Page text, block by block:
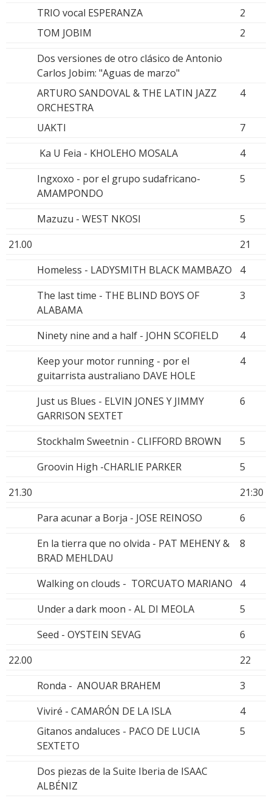
TRIO vocal ESPERANZA
2
TOM JOBIM
2
Dos versiones de otro clásico de Antonio
Carlos Jobim: "Aguas de marzo"
ARTURO SANDOVAL & THE LATIN JAZZ
ORCHESTRA
4
UAKTI
7
Ka U Feia - KHOLEHO MOSALA
4
Ingxoxo - por el grupo sudafricano-
AMAMPONDO
5
Mazuzu - WEST NKOSI
5
21.00
21
Homeless - LADYSMITH BLACK MAMBAZO
4
The last time - THE BLIND BOYS OF
ALABAMA
3
Ninety nine and a half - JOHN SCOFIELD
4
Keep your motor running - por el
guitarrista australiano DAVE HOLE
4
Just us Blues - ELVIN JONES Y JIMMY
GARRISON SEXTET
6
Stockhalm Sweetnin - CLIFFORD BROWN
5
Groovin High -CHARLIE PARKER
5
21.30
21:30
Para acunar a Borja - JOSE REINOSO
6
En la tierra que no olvida - PAT MEHENY &
BRAD MEHLDAU
8
Walking on clouds - TORCUATO MARIANO
4
Under a dark moon - AL DI MEOLA
5
Seed - OYSTEIN SEVAG
6
22.00
22
Ronda - ANOUAR BRAHEM
3
Viviré - CAMARÓN DE LA ISLA
4
Gitanos andaluces - PACO DE LUCIA
SEXTETO
5
Dos piezas de la Suite Iberia de ISAAC
ALBÉNIZ